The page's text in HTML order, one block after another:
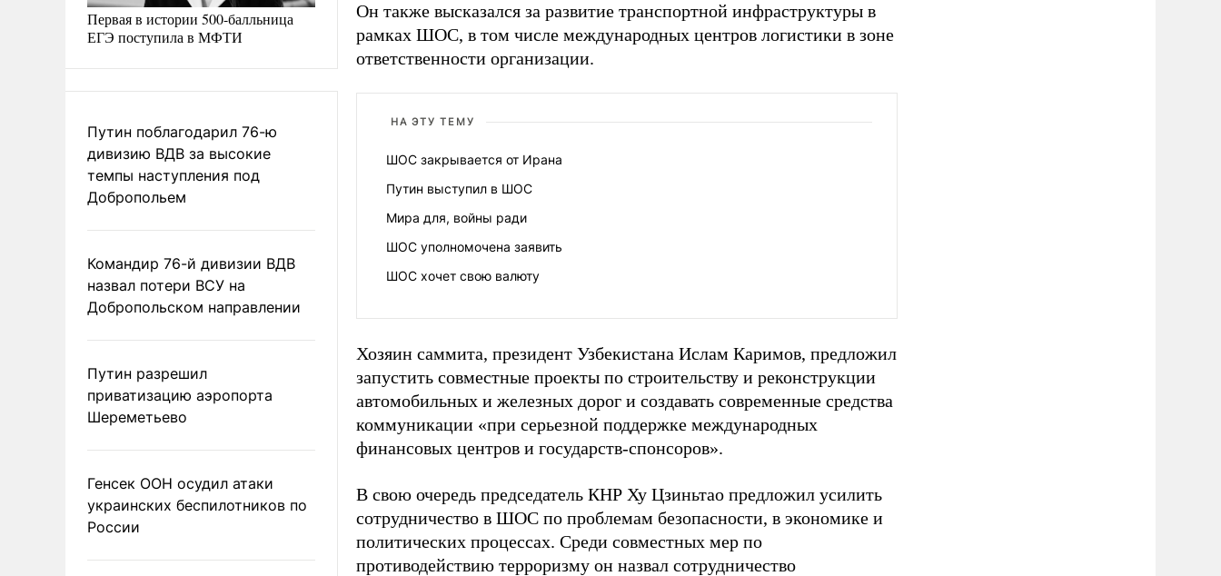
Первая в истории 500-балльница
ЕГЭ поступила в МФТИ
Путин поблагодарил 76-ю
дивизию ВДВ за высокие
темпы наступления под
Добропольем
Командир 76-й дивизии ВДВ
назвал потери ВСУ на
Добропольском направлении
Путин разрешил
приватизацию аэропорта
Шереметьево
Генсек ООН осудил атаки
украинских беспилотников по
России
Он также высказался за развитие транспортной инфраструктуры в
рамках ШОС, в том числе международных центров логистики в зоне
ответственности организации.
НА ЭТУ ТЕМУ
ШОС закрывается от Ирана
Путин выступил в ШОС
Мира для, войны ради
ШОС уполномочена заявить
ШОС хочет свою валюту
Хозяин саммита, президент Узбекистана Ислам Каримов, предложил
запустить совместные проекты по строительству и реконструкции
автомобильных и железных дорог и создавать современные средства
коммуникации «при серьезной поддержке международных
финансовых центров и государств-спонсоров».
В свою очередь председатель КНР Ху Цзиньтао предложил усилить
сотрудничество в ШОС по проблемам безопасности, в экономике и
политических процессах. Среди совместных мер по
противодействию терроризму он назвал сотрудничество